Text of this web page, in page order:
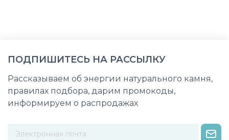
ПОДПИШИТЕСЬ НА РАССЫЛКУ
Рассказываем об энергии натурального камня,
правилах подбора, дарим промокоды,
информируем о распродажах